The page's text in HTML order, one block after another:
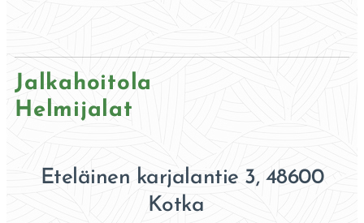
Jalkahoitola
Helmijalat
Eteläinen karjalantie 3, 48600
Kotka